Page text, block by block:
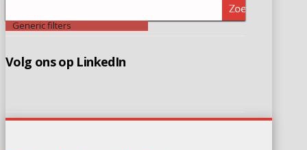
Zoeken
Generic filters
Volg ons op LinkedIn